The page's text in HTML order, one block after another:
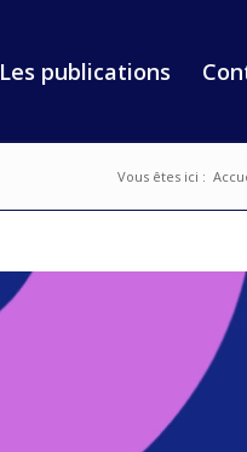
Les publications
Vous êtes ici :